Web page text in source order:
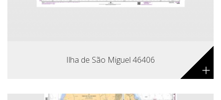
Ilha de São Miguel 46406 +